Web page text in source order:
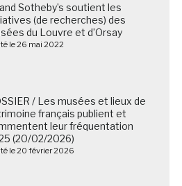
Sotheby’s soutient les
(de recherches) des
du Louvre et d’Orsay
le 26 mai 2022
/ Les musées et lieux de
français publient et
leur fréquentation
(20/02/2026)
le 20 février 2026